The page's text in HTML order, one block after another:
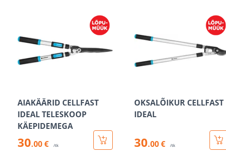
AIAKÄÄRID CELLFAST
IDEAL TELESKOOP
KÄEPIDEMEGA
30.00 € /tk
OKSALÕIKUR CELLFAST
IDEAL
30.00 € /tk